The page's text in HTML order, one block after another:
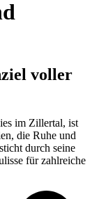
voller
im Zillertal, ist
die Ruhe und
durch seine
für zahlreiche